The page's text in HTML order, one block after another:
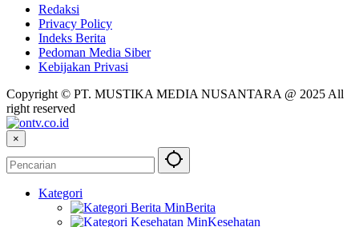
Redaksi
Privacy Policy
Indeks Berita
Pedoman Media Siber
Kebijakan Privasi
Copyright © PT. MUSTIKA MEDIA NUSANTARA @ 2025 All
right reserved
×
Kategori
Berita
Kesehatan